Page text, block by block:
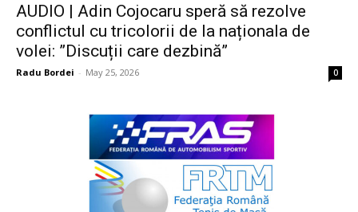
AUDIO | Adin Cojocaru speră să rezolve
conflictul cu tricolorii de la naționala de
volei: ”Discuții care dezbină”
Radu Bordei - May 25, 2026 0